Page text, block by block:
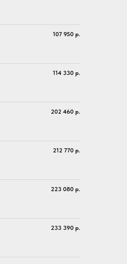
107 950 р.
114 330 р.
202 460 р.
212 770 р.
223 080 р.
233 390 р.